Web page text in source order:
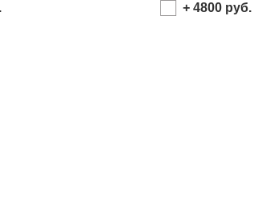
+ 4800 руб.